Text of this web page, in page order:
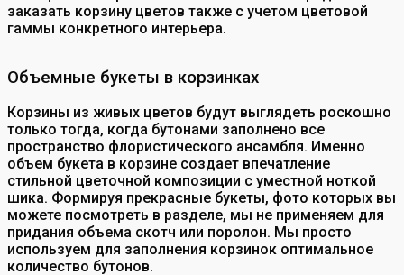
заказать корзину цветов также с учетом цветовой
гаммы конкретного интерьера.
Объемные букеты в корзинках
Корзины из живых цветов будут выглядеть роскошно
только тогда, когда бутонами заполнено все
пространство флористического ансамбля. Именно
объем букета в корзине создает впечатление
стильной цветочной композиции с уместной ноткой
шика. Формируя прекрасные букеты, фото которых вы
можете посмотреть в разделе, мы не применяем для
придания объема скотч или поролон. Мы просто
используем для заполнения корзинок оптимальное
количество бутонов.